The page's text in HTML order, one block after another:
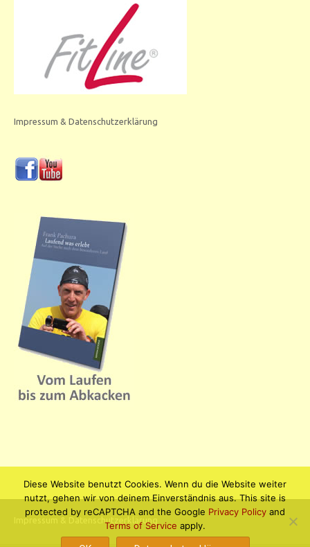
Impressum & Datenschutzerklärung
Impressum & Datenschutzerklärung
Diese Website benutzt Cookies. Wenn du die Website weiter
nutzt, gehen wir von deinem Einverständnis aus. This site is
protected by reCAPTCHA and the Google Privacy Policy and
Terms of Service apply.